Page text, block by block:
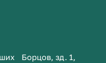
Борцов, зд. 1,